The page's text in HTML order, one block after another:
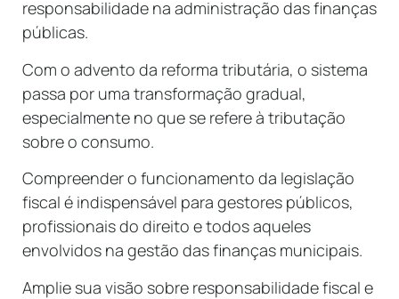
responsabilidade na administração das finanças
públicas.
Com o advento da reforma tributária, o sistema
passa por uma transformação gradual,
especialmente no que se refere à tributação
sobre o consumo.
Compreender o funcionamento da legislação
fiscal é indispensável para gestores públicos,
profissionais do direito e todos aqueles
envolvidos na gestão das finanças municipais.
Amplie sua visão sobre responsabilidade fiscal e